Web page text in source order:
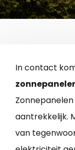
In contact
aantrekkelijk.
van